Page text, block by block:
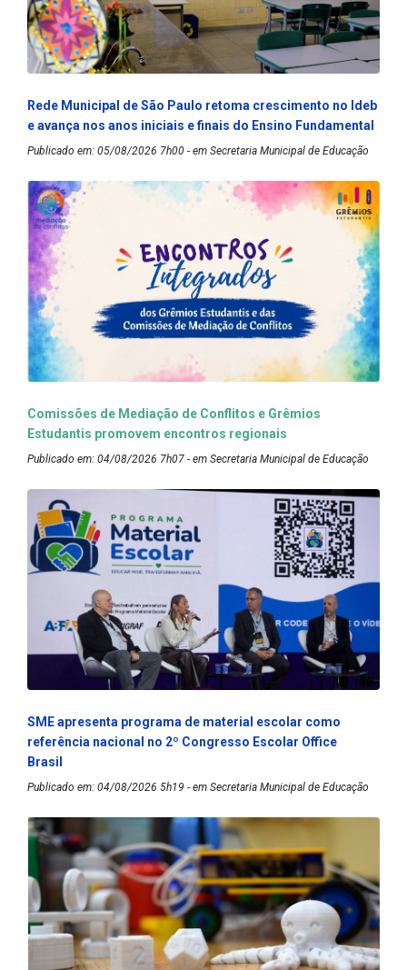
Rede Municipal de São Paulo retoma crescimento no Ideb
e avança nos anos iniciais e finais do Ensino Fundamental
Publicado em: 05/08/2026 7h00 - em Secretaria Municipal de Educação
Comissões de Mediação de Conflitos e Grêmios
Estudantis promovem encontros regionais
Publicado em: 04/08/2026 7h07 - em Secretaria Municipal de Educação
SME apresenta programa de material escolar como
referência nacional no 2º Congresso Escolar Office
Brasil
Publicado em: 04/08/2026 5h19 - em Secretaria Municipal de Educação